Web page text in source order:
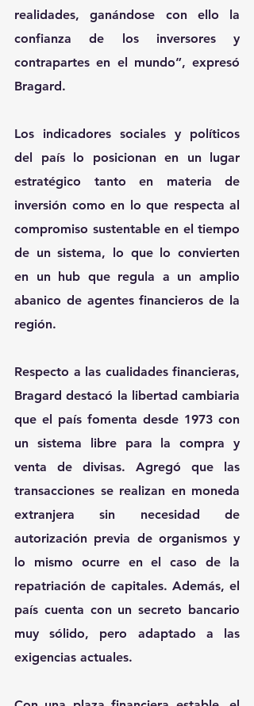
realidades, ganándose con ello la
confianza de los inversores y
contrapartes en el mundo”, expresó
Bragard.
Los indicadores sociales y políticos
del país lo posicionan en un lugar
estratégico tanto en materia de
inversión como en lo que respecta al
compromiso sustentable en el tiempo
de un sistema, lo que lo convierten
en un hub que regula a un amplio
abanico de agentes financieros de la
región.
Respecto a las cualidades financieras,
Bragard destacó la libertad cambiaria
que el país fomenta desde 1973 con
un sistema libre para la compra y
venta de divisas. Agregó que las
transacciones se realizan en moneda
extranjera sin necesidad de
autorización previa de organismos y
lo mismo ocurre en el caso de la
repatriación de capitales. Además, el
país cuenta con un secreto bancario
muy sólido, pero adaptado a las
exigencias actuales.